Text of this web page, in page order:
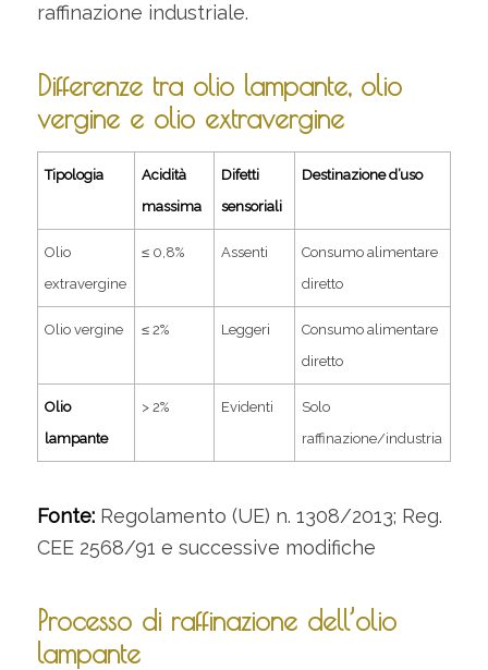
raffinazione industriale.
Differenze tra olio lampante, olio
vergine e olio extravergine
Tipologia
Acidità
massima
Difetti
sensoriali
Destinazione d’uso
Olio
extravergine
≤ 0,8% Assenti
Consumo alimentare
diretto
Olio vergine ≤ 2% Leggeri
Consumo alimentare
diretto
Olio
lampante
> 2% Evidenti
Solo
raffinazione/industria
Fonte:Regolamento (UE) n. 1308/2013; Reg.
CEE 2568/91 e successive modifiche
Processo di raffinazione dell’olio
lampante